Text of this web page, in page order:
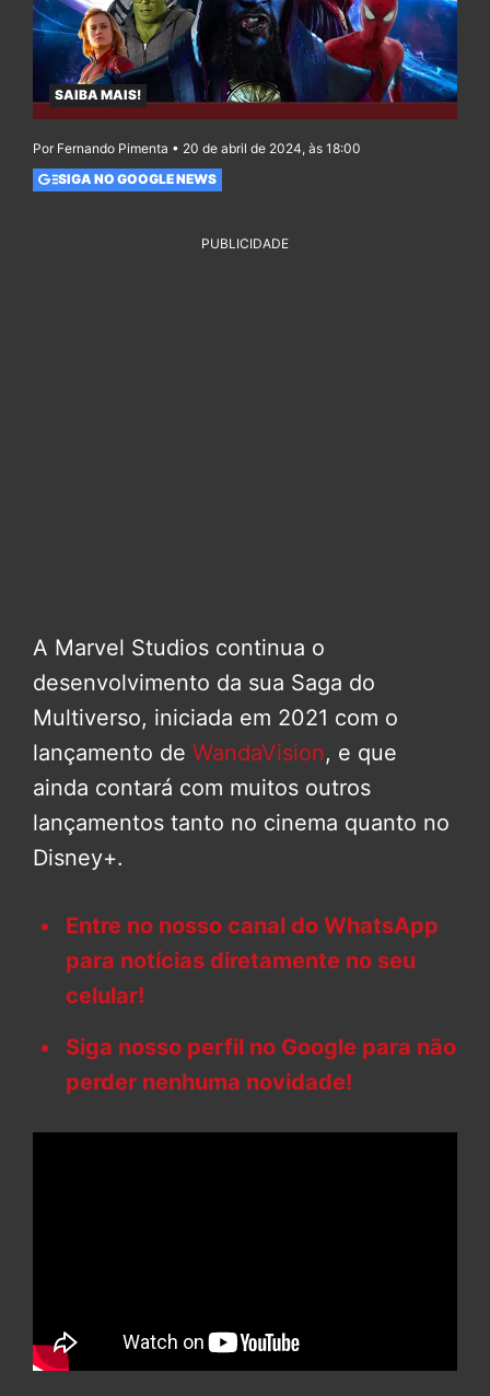
SAIBA MAIS!
Por Fernando Pimenta • 20 de abril de 2024, às 18:00
SIGA NO GOOGLE NEWS
PUBLICIDADE
A Marvel Studios continua o
desenvolvimento da sua Saga do
Multiverso, iniciada em 2021 com o
lançamento de WandaVision, e que
ainda contará com muitos outros
lançamentos tanto no cinema quanto no
Disney+.
Entre no nosso canal do WhatsApp
para notícias diretamente no seu
celular!
Siga nosso perfil no Google para não
perder nenhuma novidade!